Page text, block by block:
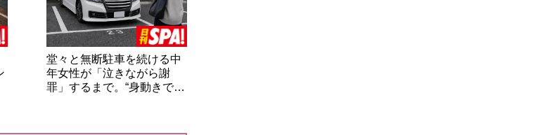
堂々と無断駐車を続ける中
年女性が「泣きながら謝
罪」するまで。“身動きで…